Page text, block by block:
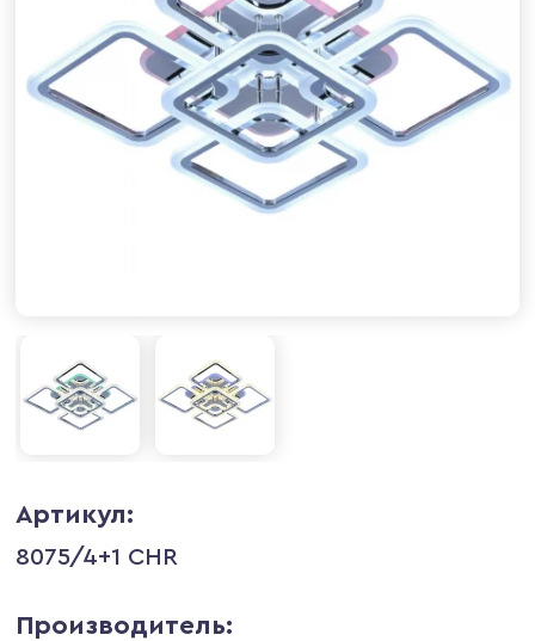
Артикул:
8075/4+1 CHR
Производитель: